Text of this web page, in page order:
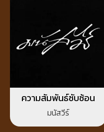
ความสัมพันธ์ซับซ้อน
มนัสวีร์